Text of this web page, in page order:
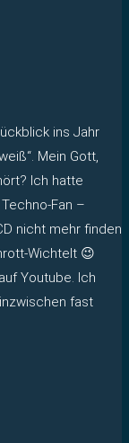
ins Jahr
Mein Gott,
Ich hatte
Fan –
nicht mehr finden
Wichtelt 😉
Youtube. Ich
fast